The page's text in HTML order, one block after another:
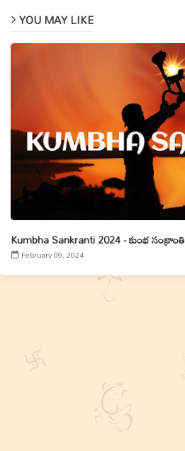
YOU MAY LIKE
Kumbha Sankranti 2024 - కుంభ సంక్రాంతి
February 09, 2024